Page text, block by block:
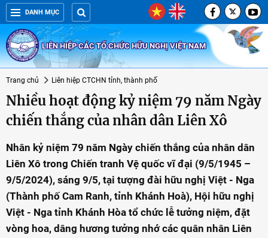
DANH MỤC
LIÊN HIỆP CÁC TỔ CHỨC HỮU NGHỊ VIỆT NAM
Trang chủ Liên hiệp CTCHN tỉnh, thành phố
Nhiều hoạt động kỷ niệm 79 năm Ngày
chiến thắng của nhân dân Liên Xô
Nhân kỷ niệm 79 năm Ngày chiến thắng của nhân dân
Liên Xô trong Chiến tranh Vệ quốc vĩ đại (9/5/1945 –
9/5/2024), sáng 9/5, tại tượng đài hữu nghị Việt - Nga
(Thành phố Cam Ranh, tỉnh Khánh Hoà), Hội hữu nghị
Việt - Nga tỉnh Khánh Hòa tổ chức lễ tưởng niệm, đặt
vòng hoa, dâng hương tưởng nhớ các quân nhân Liên